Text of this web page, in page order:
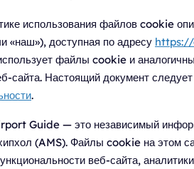
использования файлов cookie
«наш»), доступная по адресу
файлы cookie и
сайта. Настоящий документ
.
Guide — это независимый
(AMS). Файлы cookie на этом
веб-сайта,